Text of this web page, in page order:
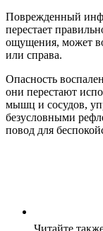
Поврежденный
перестает
ощущения, может
или справа.
Опасность
они перестают
мышц и сосудов,
безусловными
повод для